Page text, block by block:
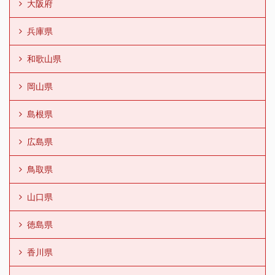
大阪府
兵庫県
和歌山県
岡山県
島根県
広島県
鳥取県
山口県
徳島県
香川県